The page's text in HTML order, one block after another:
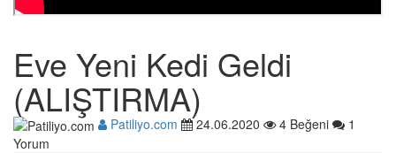
Eve Yeni Kedi Geldi
(ALIŞTIRMA)
Patiliyo.com 24.06.2020 4 Beğeni
1
Yorum